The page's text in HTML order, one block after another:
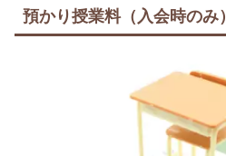
預かり授業料（入会時のみ）